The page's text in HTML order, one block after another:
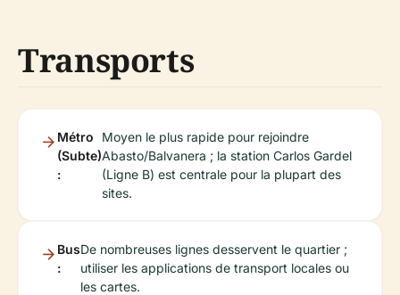
Transports
Métro
(Subte)
:
Moyen le plus rapide pour rejoindre
Abasto/Balvanera ; la station Carlos Gardel
(Ligne B) est centrale pour la plupart des
sites.
Bus
:
De nombreuses lignes desservent le quartier ;
utiliser les applications de transport locales ou
les cartes.